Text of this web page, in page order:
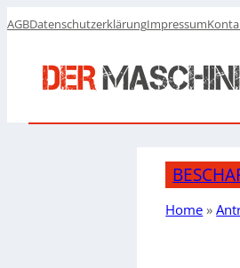
AGBDatenschutzerklärungImpressum
Home »